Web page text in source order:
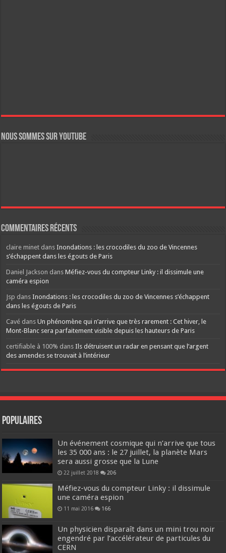
Nous sommes sur YouTube
Commentaires récents
claire minet dansInondations : les crocodiles du zoo de Vincennes
s’échappent dans les égouts de Paris
Daniel Jackson dansMéfiez-vous du compteur Linky : il dissimule une
caméra espion
Jsp dansInondations : les crocodiles du zoo de Vincennes s’échappent
dans les égouts de Paris
Cavé dansUn phénomène qui n’arrive que très rarement : Cet hiver, le
Mont-Blanc sera parfaitement visible depuis les hauteurs de Paris
certifiable à 100% dansIls détruisent un radar en pensant que l’argent
des amendes se trouvait à l’intérieur
Populaires
Un événement cosmique qui n’arrive que tous
les 35 000 ans : le 27 juillet, la planète Mars
sera aussi grosse que la Lune
22 juillet 2018 206
Méfiez-vous du compteur Linky : il dissimule
une caméra espion
11 mai 2016 166
Un physicien disparaît dans un mini trou noir
engendré par l’accélérateur de particules du
CERN